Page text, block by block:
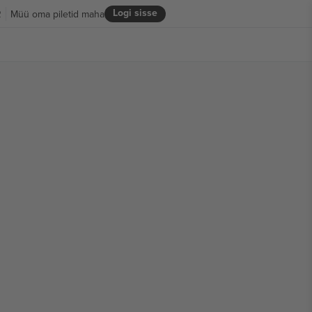
Logi sisse
Müü oma piletid maha